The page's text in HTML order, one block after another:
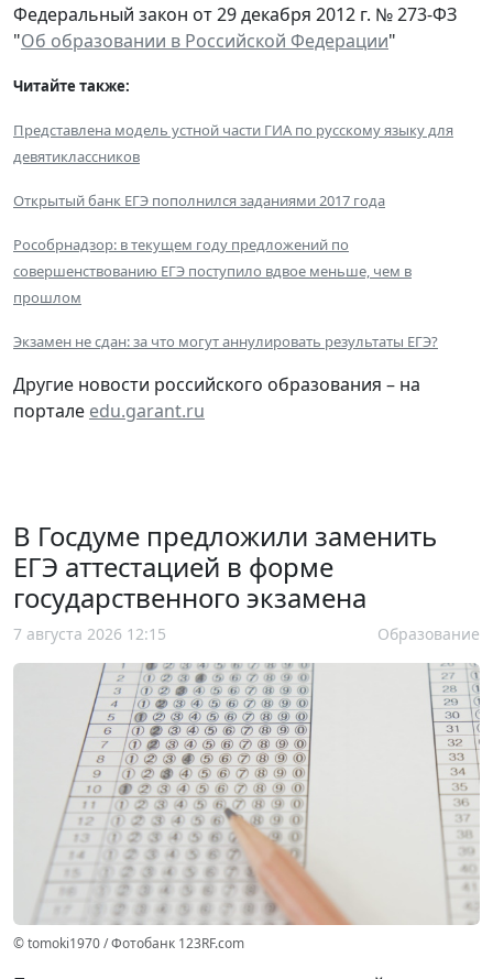
Федеральный закон от 29 декабря 2012 г. № 273-ФЗ
"Об образовании в Российской Федерации"
Читайте также:
Представлена модель устной части ГИА по русскому языку для
девятиклассников
Открытый банк ЕГЭ пополнился заданиями 2017 года
Рособрнадзор: в текущем году предложений по
совершенствованию ЕГЭ поступило вдвое меньше, чем в
прошлом
Экзамен не сдан: за что могут аннулировать результаты ЕГЭ?
Другие новости российского образования – на
портале edu.garant.ru
В Госдуме предложили заменить
ЕГЭ аттестацией в форме
государственного экзамена
7 августа 2026 12:15 Образование
© tomoki1970 / Фотобанк 123RF.com